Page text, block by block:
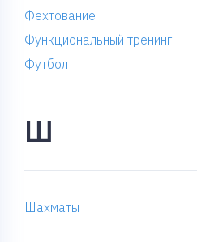
Фехтование
Функциональный тренинг
Футбол
Ш
Шахматы